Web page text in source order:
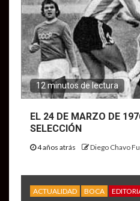
12 minutos de lectura
EL 24 DE MARZO DE
SELECCIÓN
4 años atrás Diego Chavo
ACTUALIDAD BOCA